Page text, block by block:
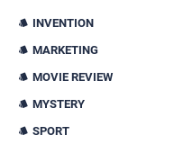
INVENTION
MARKETING
MOVIE REVIEW
MYSTERY
SPORT